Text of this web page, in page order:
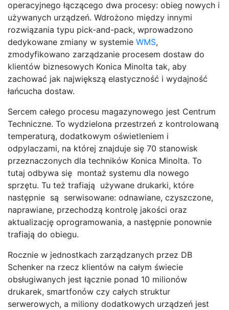
operacyjnego łączącego dwa procesy: obieg nowych i
używanych urządzeń. Wdrożono między innymi
rozwiązania typu pick-and-pack, wprowadzono
dedykowane zmiany w systemie WMS,
zmodyfikowano zarządzanie procesem dostaw do
klientów biznesowych Konica Minolta tak, aby
zachować jak największą elastyczność i wydajność
łańcucha dostaw.
Sercem całego procesu magazynowego jest Centrum
Techniczne. To wydzielona przestrzeń z kontrolowaną
temperaturą, dodatkowym oświetleniem i
odpylaczami, na której znajduje się 70 stanowisk
przeznaczonych dla techników Konica Minolta. To
tutaj odbywa się montaż systemu dla nowego
sprzętu. Tu też trafiają używane drukarki, które
następnie są serwisowane: odnawiane, czyszczone,
naprawiane, przechodzą kontrolę jakości oraz
aktualizację oprogramowania, a następnie ponownie
trafiają do obiegu.
Rocznie w jednostkach zarządzanych przez DB
Schenker na rzecz klientów na całym świecie
obsługiwanych jest łącznie ponad 10 milionów
drukarek, smartfonów czy całych struktur
serwerowych, a miliony dodatkowych urządzeń jest